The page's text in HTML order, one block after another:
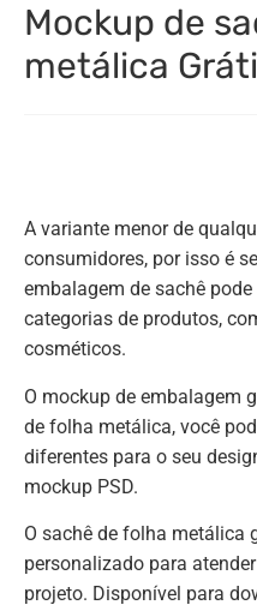
Mockup de
metálica
A variante menor de
consumidores, por isso é
embalagem de sachê
categorias de produtos,
cosméticos.
O mockup de embalagem
de folha metálica, você
diferentes para o seu
mockup PSD.
O sachê de folha metálica
personalizado para
projeto. Disponível para